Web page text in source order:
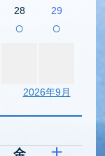
28
○
29
○
2026年9月